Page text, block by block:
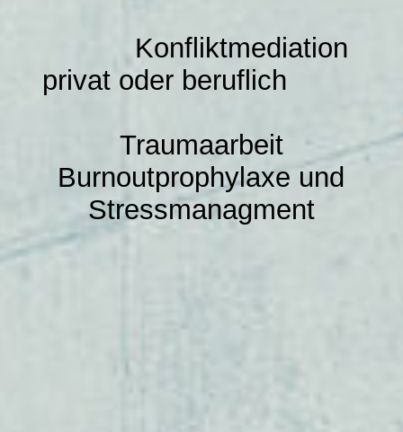
Konfliktmediation
privat oder beruflich
Traumaarbeit
Burnoutprophylaxe und
Stressmanagment
Datenschutzrichtlinien